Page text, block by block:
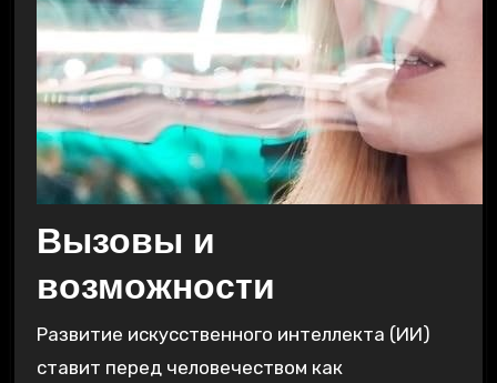
Вызовы и
возможности
Развитие искусственного интеллекта (ИИ)
ставит перед человечеством как